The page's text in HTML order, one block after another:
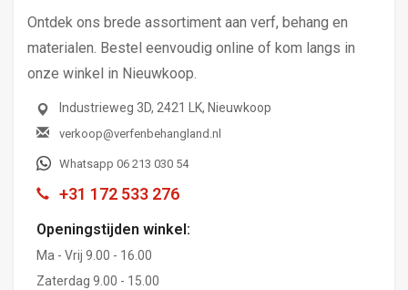
Ontdek ons brede assortiment aan verf, behang en
materialen. Bestel eenvoudig online of kom langs in
onze winkel in Nieuwkoop.
Industrieweg 3D, 2421 LK, Nieuwkoop
verkoop@verfenbehangland.nl
Whatsapp 06 213 030 54
+31 172 533 276
Openingstijden winkel:
Ma - Vrij 9.00 - 16.00
Zaterdag 9.00 - 15.00